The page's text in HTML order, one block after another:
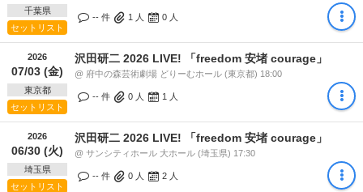
千葉県
セットリスト
-- 件 1 人 0 人
2026
07/03 (金)
東京都
セットリスト
沢田研二 2026 LIVE! 「freedom 安堵 courage」
@ 府中の森芸術劇場 どりーむホール (東京都) 18:00
-- 件 0 人 1 人
2026
06/30 (火)
埼玉県
セットリスト
沢田研二 2026 LIVE! 「freedom 安堵 courage」
@ サンシティホール 大ホール (埼玉県) 17:30
-- 件 0 人 2 人